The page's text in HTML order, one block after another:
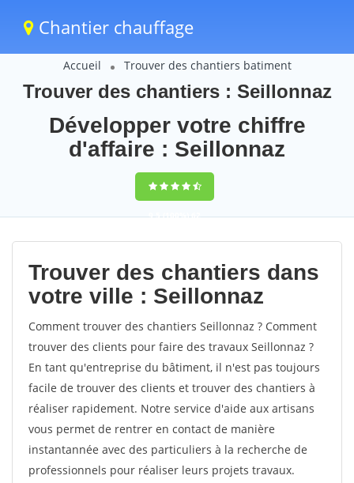
Chantier chauffage
Accueil Trouver des chantiers batiment
Trouver des chantiers : Seillonnaz
Développer votre chiffre
d'affaire : Seillonnaz
9,5(100%)62
votes
Trouver des chantiers dans
votre ville : Seillonnaz
Comment trouver des chantiers Seillonnaz ? Comment
trouver des clients pour faire des travaux Seillonnaz ?
En tant qu'entreprise du bâtiment, il n'est pas toujours
facile de trouver des clients et trouver des chantiers à
réaliser rapidement. Notre service d'aide aux artisans
vous permet de rentrer en contact de manière
instantannée avec des particuliers à la recherche de
professionnels pour réaliser leurs projets travaux.